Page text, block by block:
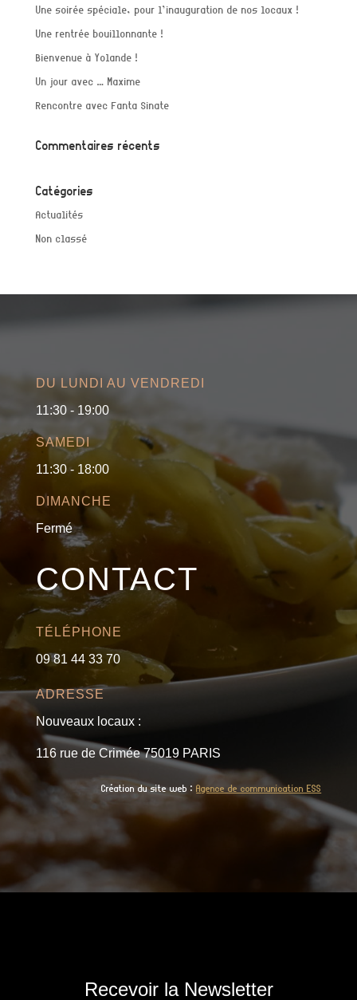
Une soirée spéciale, pour l’inauguration de nos locaux !
Une rentrée bouillonnante !
Bienvenue à Yolande !
Un jour avec … Maxime
Rencontre avec Fanta Sinate
Commentaires récents
Catégories
Actualités
Non classé
DU LUNDI AU VENDREDI
11:30 - 19:00
SAMEDI
11:30 - 18:00
DIMANCHE
Fermé
CONTACT
TÉLÉPHONE
09 81 44 33 70
ADRESSE
Nouveaux locaux :
116 rue de Crimée 75019 PARIS
Création du site web :Agence de communication ESS
Recevoir la Newsletter